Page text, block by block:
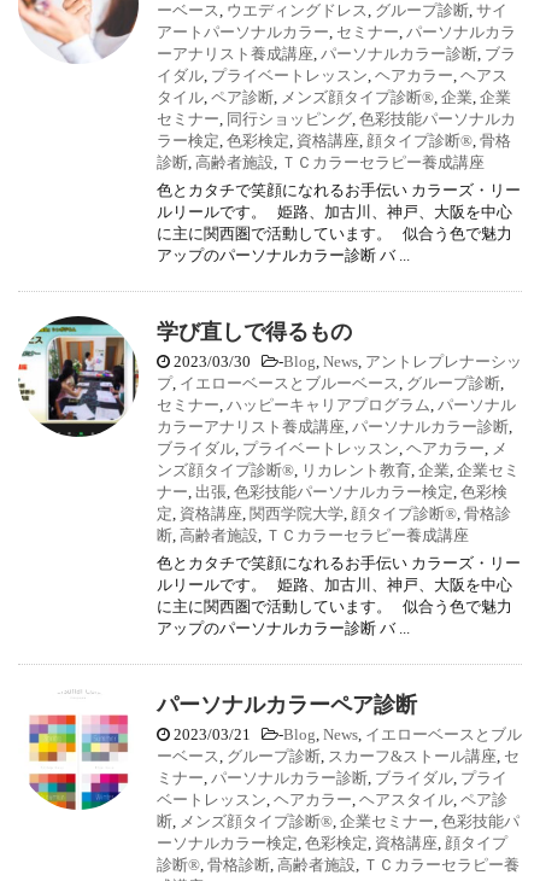
ーベース, ウエディングドレス, グループ診断, サイ
アートパーソナルカラー, セミナー, パーソナルカラ
ーアナリスト養成講座, パーソナルカラー診断, ブラ
イダル, プライベートレッスン, ヘアカラー, ヘアス
タイル, ペア診断, メンズ顔タイプ診断®, 企業, 企業
セミナー, 同行ショッピング, 色彩技能パーソナルカ
ラー検定, 色彩検定, 資格講座, 顔タイプ診断®, 骨格
診断, 高齢者施設, ＴＣカラーセラピー養成講座
色とカタチで笑顔になれるお手伝い カラーズ・リー
ルリールです。 姫路、加古川、神戸、大阪を中心
に主に関西圏で活動しています。 似合う色で魅力
アップのパーソナルカラー診断 バ ...
学び直しで得るもの
2023/03/30 -Blog, News, アントレプレナーシッ
プ, イエローベースとブルーベース, グループ診断,
セミナー, ハッピーキャリアプログラム, パーソナル
カラーアナリスト養成講座, パーソナルカラー診断,
ブライダル, プライベートレッスン, ヘアカラー, メ
ンズ顔タイプ診断®, リカレント教育, 企業, 企業セミ
ナー, 出張, 色彩技能パーソナルカラー検定, 色彩検
定, 資格講座, 関西学院大学, 顔タイプ診断®, 骨格診
断, 高齢者施設, ＴＣカラーセラピー養成講座
色とカタチで笑顔になれるお手伝い カラーズ・リー
ルリールです。 姫路、加古川、神戸、大阪を中心
に主に関西圏で活動しています。 似合う色で魅力
アップのパーソナルカラー診断 バ ...
パーソナルカラーペア診断
2023/03/21 -Blog, News, イエローベースとブル
ーベース, グループ診断, スカーフ&ストール講座, セ
ミナー, パーソナルカラー診断, ブライダル, プライ
ベートレッスン, ヘアカラー, ヘアスタイル, ペア診
断, メンズ顔タイプ診断®, 企業セミナー, 色彩技能パ
ーソナルカラー検定, 色彩検定, 資格講座, 顔タイプ
診断®, 骨格診断, 高齢者施設, ＴＣカラーセラピー養